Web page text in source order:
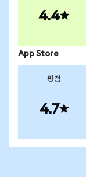
4.4
App Store
평점
4.7